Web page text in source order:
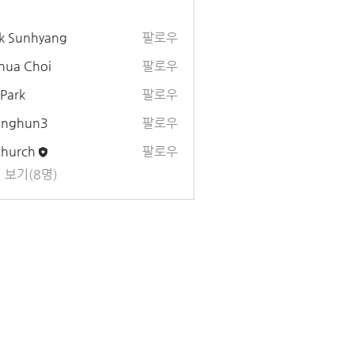
Sunhyang
팔로우
Choi
팔로우
팔로우
팔로우
팔로우
보기(8명)